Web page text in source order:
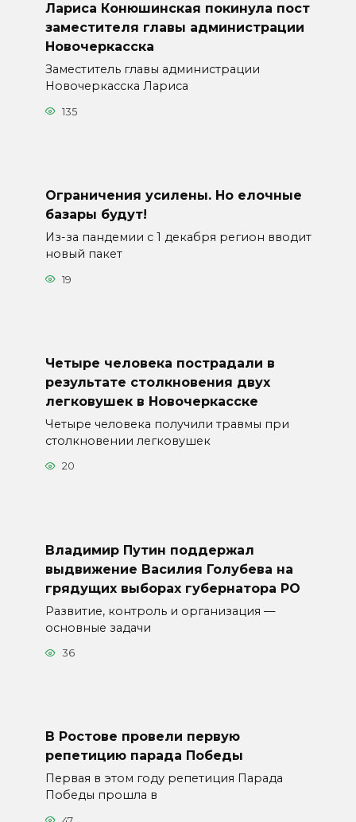
Лариса Конюшинская покинула пост
заместителя главы администрации
Новочеркасска
Заместитель главы администрации
Новочеркасска Лариса
135
Ограничения усилены. Но елочные
базары будут!
Из-за пандемии с 1 декабря регион вводит
новый пакет
19
Четыре человека пострадали в
результате столкновения двух
легковушек в Новочеркасске
Четыре человека получили травмы при
столкновении легковушек
20
Владимир Путин поддержал
выдвижение Василия Голубева на
грядущих выборах губернатора РО
Развитие, контроль и организация —
основные задачи
36
В Ростове провели первую
репетицию парада Победы
Первая в этом году репетиция Парада
Победы прошла в